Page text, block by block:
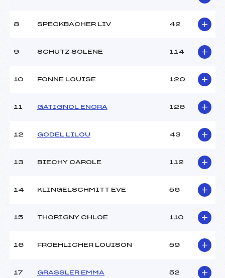
LOSSER LIONEL (MV)
GWENAELLE (MV)
Météo :
NEIGEUX
32
Traceur :
FRITSCHY BERTRAND
ISSEMANN CHERAY
GWENAELLE (MV)
Ouvreurs C :
-1
8 SPECKBACHER LIV 42
9 SCHUTZ SOLENE 114
10 FONNE LOUISE 120
11 GATIGNOL ENORA 126
12 GODEL LILOU 43
13 BIECHY CAROLE 112
14 KLINGELSCHMITT EVE 56
15 THORIGNY CHLOE 110
16 FROEHLICHER LOUISON 59
17 GRASSLER EMMA 52